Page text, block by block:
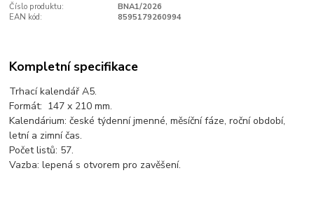
Číslo produktu:
BNA1/2026
EAN kód:
8595179260994
Kompletní specifikace
Trhací kalendář A5.
Formát: 147 x 210 mm.
Kalendárium: české týdenní jmenné, měsíční fáze, roční období,
letní a zimní čas.
Počet listů: 57.
Vazba: lepená s otvorem pro zavěšení.